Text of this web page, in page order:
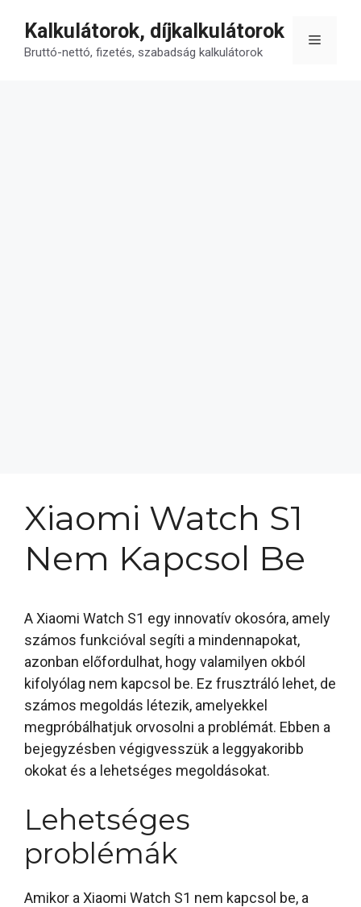
tartalomba
Kalkulátorok, díjkalkulátorok
Bruttó-nettó, fizetés, szabadság kalkulátorok
Menü
Xiaomi Watch S1
Nem Kapcsol Be
A Xiaomi Watch S1 egy innovatív okosóra, amely
számos funkcióval segíti a mindennapokat,
azonban előfordulhat, hogy valamilyen okból
kifolyólag nem kapcsol be. Ez frusztráló lehet, de
számos megoldás létezik, amelyekkel
megpróbálhatjuk orvosolni a problémát. Ebben a
bejegyzésben végigvesszük a leggyakoribb
okokat és a lehetséges megoldásokat.
Lehetséges
problémák
Amikor a Xiaomi Watch S1 nem kapcsol be, a